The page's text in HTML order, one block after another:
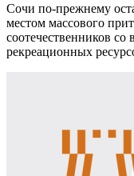
Сочи по-прежнему
местом массового
соотечественников со
рекреационных